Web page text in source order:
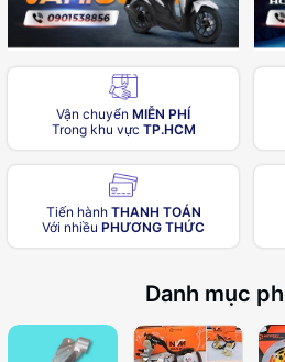
Vận chuyển MIỄN PHÍ
Trong khu vực TP.HCM
Tiến hành THANH TOÁN
Với nhiều PHƯƠNG THỨC
Danh mục